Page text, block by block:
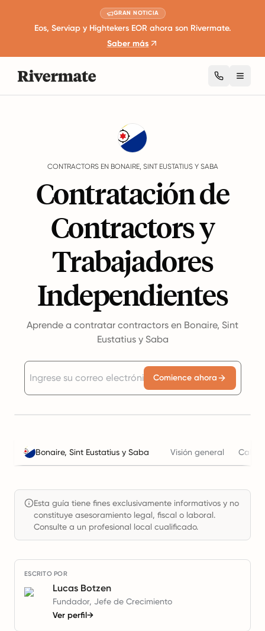
GRAN NOTICIA
Eos, Serviap y Hightekers EOR ahora son Rivermate.
Saber más
CONTRACTORS EN BONAIRE, SINT EUSTATIUS Y SABA
Contratación de
Contractors y
Trabajadores
Independientes
Aprende a contratar contractors en Bonaire, Sint
Eustatius y Saba
Comience ahora
Bonaire, Sint Eustatius y Saba Visión general
Esta guía tiene fines exclusivamente informativos y no
constituye asesoramiento legal, fiscal o laboral.
Consulte a un profesional local cualificado.
ESCRITO POR
Lucas Botzen
Fundador, Jefe de Crecimiento
Ver perfil→